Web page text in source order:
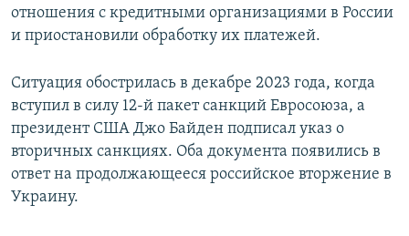
отношения с кредитными организациями в России
и приостановили обработку их платежей.
Ситуация обострилась в декабре 2023 года, когда
вступил в силу 12-й пакет санкций Евросоюза, а
президент США Джо Байден подписал указ о
вторичных санкциях. Оба документа появились в
ответ на продолжающееся российское вторжение в
Украину.